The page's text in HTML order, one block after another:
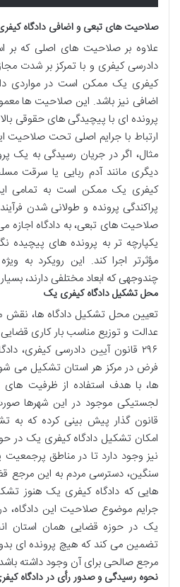
صلاحیت های تبعی و اضافی دادگاه
دادرسی کیفری و با تمرکز بر شدت
کیفری یک ممکن است در مواردی
اضافی نیز باشد. این صلاحیت ها
پرونده ای با پیچیدگی های حقوقی
ارتباط با جرایم اصلی تحت صلاحیت
مثال، اگر در جریان رسیدگی به یک
دیگری مانند آدم ربایی یا سرقت
کیفری یک ممکن است به تمامی
پراکندگی پرونده و طولانی شدن
صلاحیت های تبعی، به دادگاه اجازه
یکپارچه تر به پرونده های پیچیده
مؤثرتر اجرا کند. این رویکرد به
چندوجهی که ابعاد مختلفی دارند،
محل تشکیل دادگاه کیفری یک
تعیین محل تشکیل دادگاه ها،
۲۹۶ قانون آیین دادرسی کیفری،
فرض در مرکز هر استان تشکیل می
ها، با هدف استفاده از ظرفیت
لجستیکی موجود در این شهرها
قانون گذار پیش بینی کرده که
امکان تشکیل دادگاه کیفری یک در
نیز وجود دارد تا در مناطق پرجمعیت
سنگین، دسترسی مردم به این مرجع
هایی که دادگاه کیفری یک هنوز
جرایم موضوع صلاحیت این دادگاه،
یک در حوزه قضایی همان استان
تضمین می کند که هیچ پرونده ای
مرجع صالحی برای آن وجود داشته
نحوه رسیدگی و صدور رأی در دادگاه